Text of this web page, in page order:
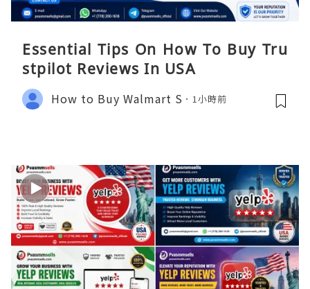
Essential Tips On How To Buy Tru
stpilot Reviews In USA
How to Buy Walmart S 1小時前